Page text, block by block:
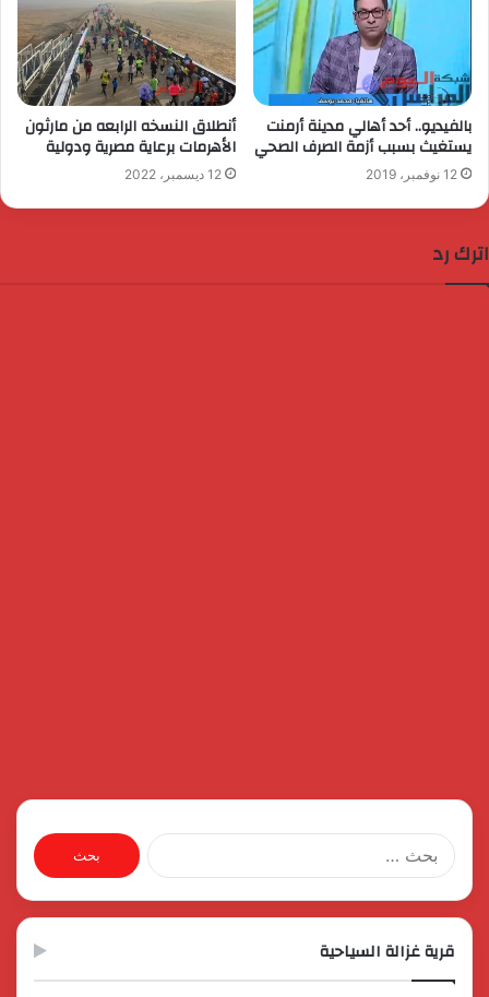
بالفيديو.. أحد أهالي مدينة أرمنت
يستغيث بسبب أزمة الصرف الصحي
12 نوفمبر، 2019
أنطلاق النسخه الرابعه من مارثون
الأهرمات برعاية مصرية ودولية
12 ديسمبر، 2022
اترك رد
البحث
عن:
قرية غزالة السياحية